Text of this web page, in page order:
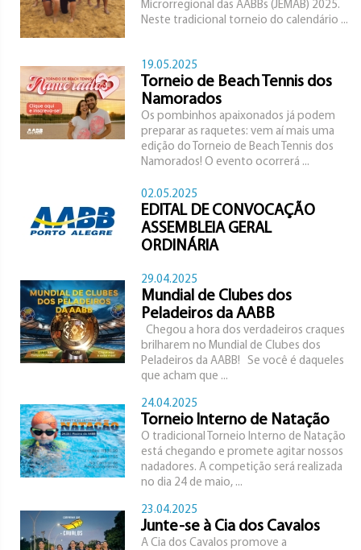
Microrregional das AABBs (JEMAB) 2025.
Neste tradicional torneio do calendário ...
19.05.2025
Torneio de Beach Tennis dos
Namorados
Os pombinhos apaixonados já podem
preparar as raquetes: vem aí mais uma
edição do Torneio de Beach Tennis dos
Namorados! O evento ocorrerá ...
02.05.2025
EDITAL DE CONVOCAÇÃO
ASSEMBLEIA GERAL
ORDINÁRIA
29.04.2025
Mundial de Clubes dos
Peladeiros da AABB
Chegou a hora dos verdadeiros craques
brilharem no Mundial de Clubes dos
Peladeiros da AABB! Se você é daqueles
que acham que ...
24.04.2025
Torneio Interno de Natação
O tradicional Torneio Interno de Natação
está chegando e promete agitar nossos
nadadores. A competição será realizada
no dia 24 de maio, ...
23.04.2025
Junte-se à Cia dos Cavalos
A Cia dos Cavalos promove a